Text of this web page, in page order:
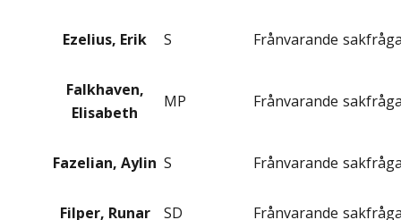
Ezelius, Erik S Frånvarande
Falkhaven,
Elisabeth
MP Frånvarande
Fazelian, Aylin S Frånvarande
Filper, Runar SD Frånvarande